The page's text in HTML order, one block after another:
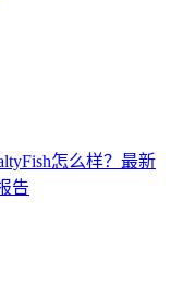
怎么样？最新
告